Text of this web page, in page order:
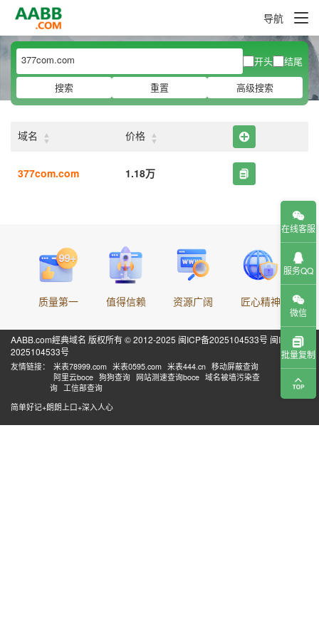
导航
开头
结尾
搜索
重置 高级搜索
域名 ▲
▼ 价格 ▲
▼
377com.com 1.18万
质量第一 值得信赖 资源广阔 匠心精神
AABB.com經典域名 版权所有 © 2012-2025 闽ICP备2025104533号 闽ICP备
2025104533号
友情链接： 米表78999.com 米表0595.com 米表444.cn 移动屏蔽查询
阿里云boce 狗狗查询 网站测速查询boce 域名被墙污染查
询 工信部查询
简单好记+朗朗上口+深入人心
在线客服
服务QQ
微信
批量复制